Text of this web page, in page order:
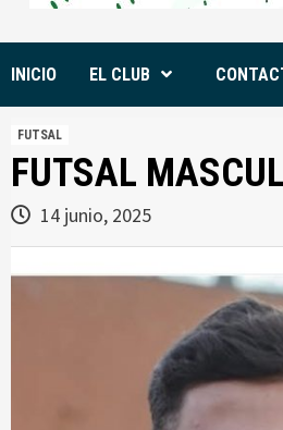
INICIO EL CLUB
FUTSAL
FUTSAL
14 junio, 2025